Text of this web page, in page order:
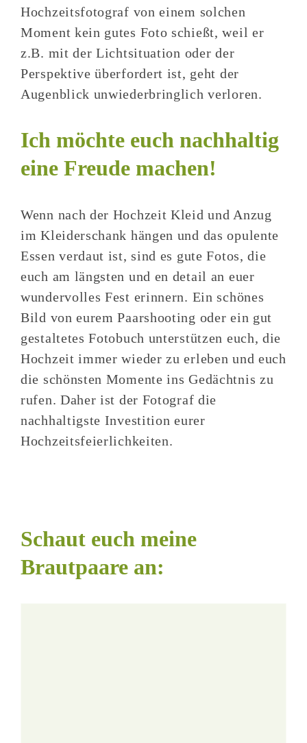
Hochzeitsfotograf von einem solchen
Moment kein gutes Foto schießt, weil er
z.B. mit der Lichtsituation oder der
Perspektive überfordert ist, geht der
Augenblick unwiederbringlich verloren.
Ich möchte euch nachhaltig
eine Freude machen!
Wenn nach der Hochzeit Kleid und Anzug
im Kleiderschank hängen und das opulente
Essen verdaut ist, sind es gute Fotos, die
euch am längsten und en detail an euer
wundervolles Fest erinnern. Ein schönes
Bild von eurem Paarshooting oder ein gut
gestaltetes Fotobuch unterstützen euch, die
Hochzeit immer wieder zu erleben und euch
die schönsten Momente ins Gedächtnis zu
rufen. Daher ist der Fotograf die
nachhaltigste Investition eurer
Hochzeitsfeierlichkeiten.
Schaut euch meine
Brautpaare an: